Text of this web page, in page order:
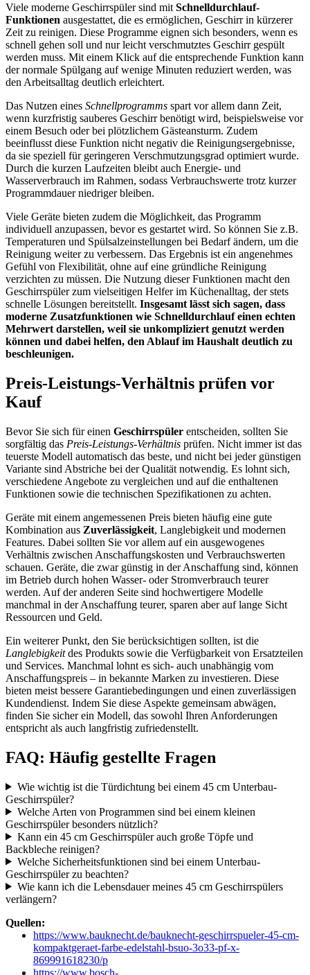
Viele moderne Geschirrspüler sind mit Schnelldurchlauf-
Funktionen ausgestattet, die es ermöglichen, Geschirr in kürzerer
Zeit zu reinigen. Diese Programme eignen sich besonders, wenn es
schnell gehen soll und nur leicht verschmutztes Geschirr gespült
werden muss. Mit einem Klick auf die entsprechende Funktion kann
der normale Spülgang auf wenige Minuten reduziert werden, was
den Arbeitsalltag deutlich erleichtert.
Das Nutzen eines Schnellprogramms spart vor allem dann Zeit,
wenn kurzfristig sauberes Geschirr benötigt wird, beispielsweise vor
einem Besuch oder bei plötzlichem Gästeansturm. Zudem
beeinflusst diese Funktion nicht negativ die Reinigungsergebnisse,
da sie speziell für geringeren Verschmutzungsgrad optimiert wurde.
Durch die kurzen Laufzeiten bleibt auch Energie- und
Wasserverbrauch im Rahmen, sodass Verbrauchswerte trotz kurzer
Programmdauer niedriger bleiben.
Viele Geräte bieten zudem die Möglichkeit, das Programm
individuell anzupassen, bevor es gestartet wird. So können Sie z.B.
Temperaturen und Spülsalzeinstellungen bei Bedarf ändern, um die
Reinigung weiter zu verbessern. Das Ergebnis ist ein angenehmes
Gefühl von Flexibilität, ohne auf eine gründliche Reinigung
verzichten zu müssen. Die Nutzung dieser Funktionen macht den
Geschirrspüler zum vielseitigen Helfer im Küchenalltag, der stets
schnelle Lösungen bereitstellt. Insgesamt lässt sich sagen, dass
moderne Zusatzfunktionen wie Schnelldurchlauf einen echten
Mehrwert darstellen, weil sie unkompliziert genutzt werden
können und dabei helfen, den Ablauf im Haushalt deutlich zu
beschleunigen.
Preis-Leistungs-Verhältnis prüfen vor
Kauf
Bevor Sie sich für einen Geschirrspüler entscheiden, sollten Sie
sorgfältig das Preis-Leistungs-Verhältnis prüfen. Nicht immer ist das
teuerste Modell automatisch das beste, und nicht bei jeder günstigen
Variante sind Abstriche bei der Qualität notwendig. Es lohnt sich,
verschiedene Angebote zu vergleichen und auf die enthaltenen
Funktionen sowie die technischen Spezifikationen zu achten.
Geräte mit einem angemessenen Preis bieten häufig eine gute
Kombination aus Zuverlässigkeit, Langlebigkeit und modernen
Features. Dabei sollten Sie vor allem auf ein ausgewogenes
Verhältnis zwischen Anschaffungskosten und Verbrauchswerten
schauen. Geräte, die zwar günstig in der Anschaffung sind, können
im Betrieb durch hohen Wasser- oder Stromverbrauch teurer
werden. Auf der anderen Seite sind hochwertigere Modelle
manchmal in der Anschaffung teurer, sparen aber auf lange Sicht
Ressourcen und Geld.
Ein weiterer Punkt, den Sie berücksichtigen sollten, ist die
Langlebigkeitdes Produkts sowie die Verfügbarkeit von Ersatzteilen
und Services. Manchmal lohnt es sich- auch unabhängig vom
Anschaffungspreis – in bekannte Marken zu investieren. Diese
bieten meist bessere Garantiebedingungen und einen zuverlässigen
Kundendienst. Indem Sie diese Aspekte gemeinsam abwägen,
finden Sie sicher ein Modell, das sowohl Ihren Anforderungen
entspricht als auch langfristig zufriedenstellt.
FAQ: Häufig gestellte Fragen
Wie wichtig ist die Türdichtung bei einem 45 cm Unterbau-
Geschirrspüler?
Welche Arten von Programmen sind bei einem kleinen
Geschirrspüler besonders nützlich?
Kann ein 45 cm Geschirrspüler auch große Töpfe und
Backbleche reinigen?
Welche Sicherheitsfunktionen sind bei einem Unterbau-
Geschirrspüler zu beachten?
Wie kann ich die Lebensdauer meines 45 cm Geschirrspülers
verlängern?
Quellen:
https://www.bauknecht.de/bauknecht-geschirrspueler-45-cm-
kompaktgeraet-farbe-edelstahl-bsuo-3o33-pf-x-
869991618230/p
https://www.bosch-